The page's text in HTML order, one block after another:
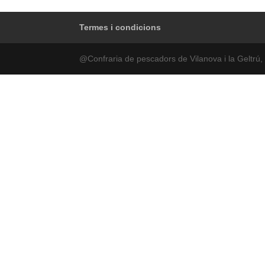
Termes i condicions
@Confraria de pescadors de Vilanova i la